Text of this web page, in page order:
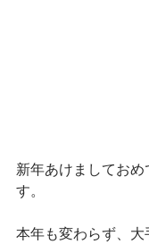
新年あけましておめ
す。
本年も変わらず、大